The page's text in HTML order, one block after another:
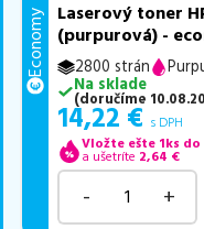
Economy
Laserový toner
(purpurová) -
2800 strán
Na sklade
(doručíme
14,22 € s DPH
Vložte ešte 1ks do
a ušetríte 2,64 €
- +